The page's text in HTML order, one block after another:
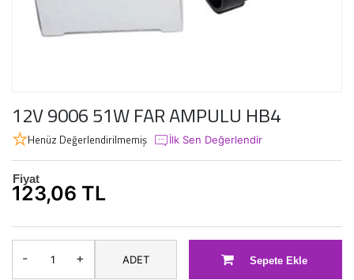
12V 9006 51W FAR AMPULU HB4
Henüz Değerlendirilmemiş İlk Sen Değerlendir
Fiyat
123,06 TL
- + ADET Sepete Ekle